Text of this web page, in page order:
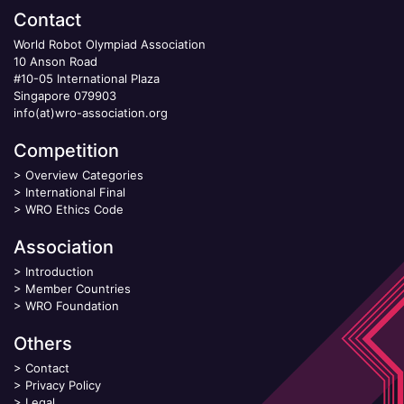
Contact
World Robot Olympiad Association
10 Anson Road
#10-05 International Plaza
Singapore 079903
info(at)wro-association.org
Competition
> Overview Categories
> International Final
> WRO Ethics Code
Association
> Introduction
> Member Countries
> WRO Foundation
Others
> Contact
> Privacy Policy